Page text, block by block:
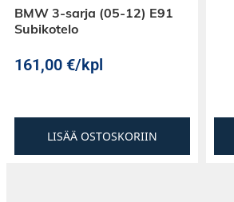
BMW 3-sarja (05-12) E91
Subikotelo
161,00 €/kpl
LISÄÄ OSTOSKORIIN